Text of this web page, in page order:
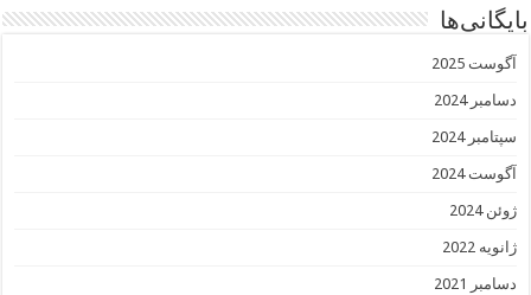
بایگانی‌ها
آگوست 2025
دسامبر 2024
سپتامبر 2024
آگوست 2024
ژوئن 2024
ژانویه 2022
دسامبر 2021